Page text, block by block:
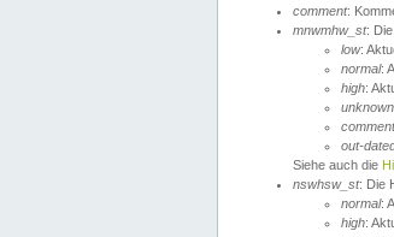
comment:
mnwmhw_st:
low:
normal:
high:
unknown
out-
Siehe auch die
nswhsw_st: Die
normal:
high: